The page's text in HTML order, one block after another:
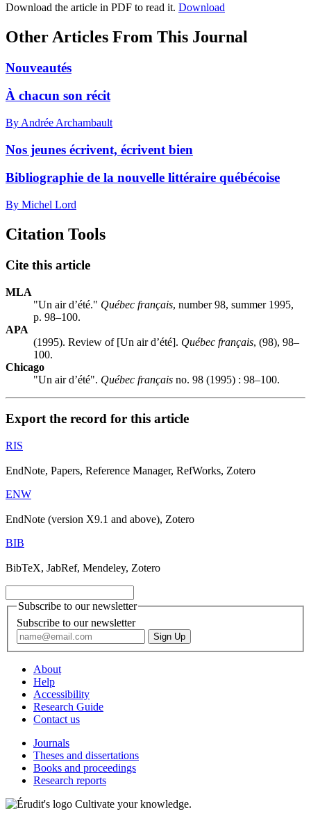
Download the article in PDF to read it. Download
Other Articles From This Journal
Nouveautés
À chacun son récit
By Andrée Archambault
Nos jeunes écrivent, écrivent bien
Bibliographie de la nouvelle littéraire québécoise
By Michel Lord
Citation Tools
Cite this article
MLA
"Un air d’été." Québec français, number 98, summer 1995,
p. 98–100.
APA
(1995). Review of [Un air d’été]. Québec français, (98), 98–
100.
Chicago
"Un air d’été". Québec français no. 98 (1995) : 98–100.
Export the record for this article
RIS
EndNote, Papers, Reference Manager, RefWorks, Zotero
ENW
EndNote (version X9.1 and above), Zotero
BIB
BibTeX, JabRef, Mendeley, Zotero
Subscribe to our newsletter
Subscribe to our newsletter
About
Help
Accessibility
Research Guide
Contact us
Journals
Theses and dissertations
Books and proceedings
Research reports
Cultivate your knowledge.